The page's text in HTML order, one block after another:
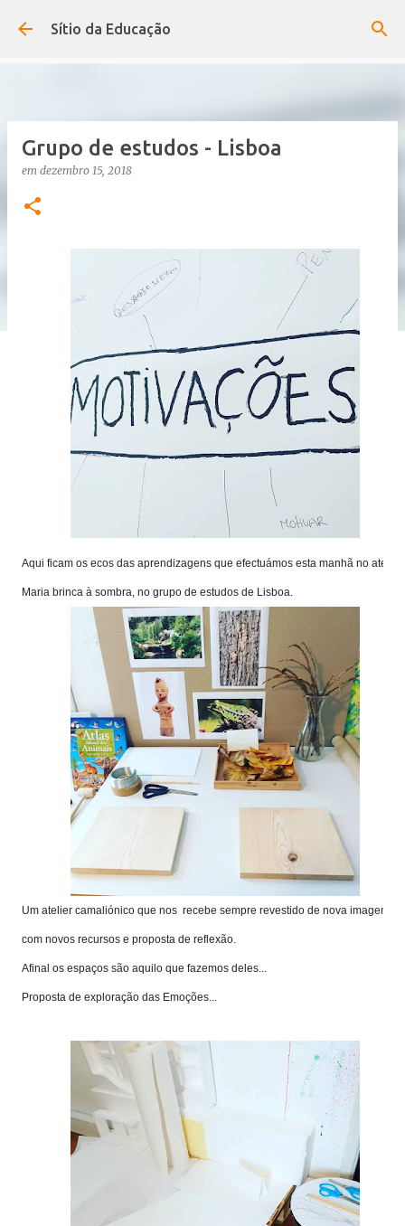
Avançar para o conteúdo principal
Sítio da Educação
Grupo de estudos - Lisboa
em dezembro 15, 2018
Aqui ficam os ecos das aprendizagens que efectuámos esta manhã no atelier
Maria brinca à sombra, no grupo de estudos de Lisboa.
Um atelier camaliónico que nos recebe sempre revestido de nova imagem,
com novos recursos e proposta de reflexão.
Afinal os espaços são aquilo que fazemos deles...
Proposta de exploração das Emoções...